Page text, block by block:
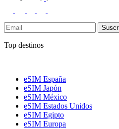
Top destinos
eSIM España
eSIM Japón
eSIM México
eSIM Estados Unidos
eSIM Egipto
eSIM Europa